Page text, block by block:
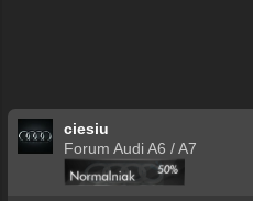
ciesiu
Forum Audi A6 / A7